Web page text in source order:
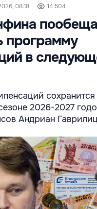
08:18 14 504
программу
в
сохранится
2026-2027
Андриан